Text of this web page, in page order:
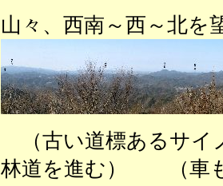
山々、西南～西～北を
（古い道標あるサ
林道を進む） （車